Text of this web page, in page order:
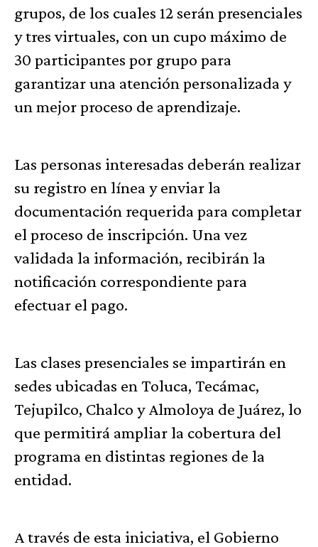
grupos, de los cuales 12 serán presenciales
y tres virtuales, con un cupo máximo de
30 participantes por grupo para
garantizar una atención personalizada y
un mejor proceso de aprendizaje.
Las personas interesadas deberán realizar
su registro en línea y enviar la
documentación requerida para completar
el proceso de inscripción. Una vez
validada la información, recibirán la
notificación correspondiente para
efectuar el pago.
Las clases presenciales se impartirán en
sedes ubicadas en Toluca, Tecámac,
Tejupilco, Chalco y Almoloya de Juárez, lo
que permitirá ampliar la cobertura del
programa en distintas regiones de la
entidad.
A través de esta iniciativa, el Gobierno